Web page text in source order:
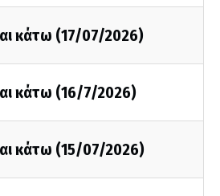
κάτω (17/07/2026)
κάτω (16/7/2026)
κάτω (15/07/2026)